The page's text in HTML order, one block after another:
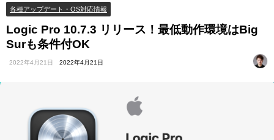
各種アップデート・OS対応情報
Logic Pro 10.7.3 リリース！最低動作環境はBig
Surも条件付OK
2022年4月21日 2022年4月21日